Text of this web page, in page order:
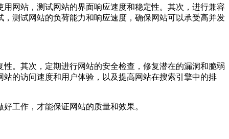
网站，测试网站的界面响应速度和稳定性。其次，进行兼容
测试网站的负荷能力和响应速度，确保网站可以承受高并发
。其次，定期进行网站的安全检查，修复潜在的漏洞和脆弱
的访问速度和用户体验，以及提高网站在搜索引擎中的排
工作，才能保证网站的质量和效果。